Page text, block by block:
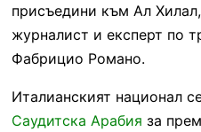
присъедини към Ал
журналист и експерт по
Фабрицио Романо.
Италианският национал
Саудитска Арабия за